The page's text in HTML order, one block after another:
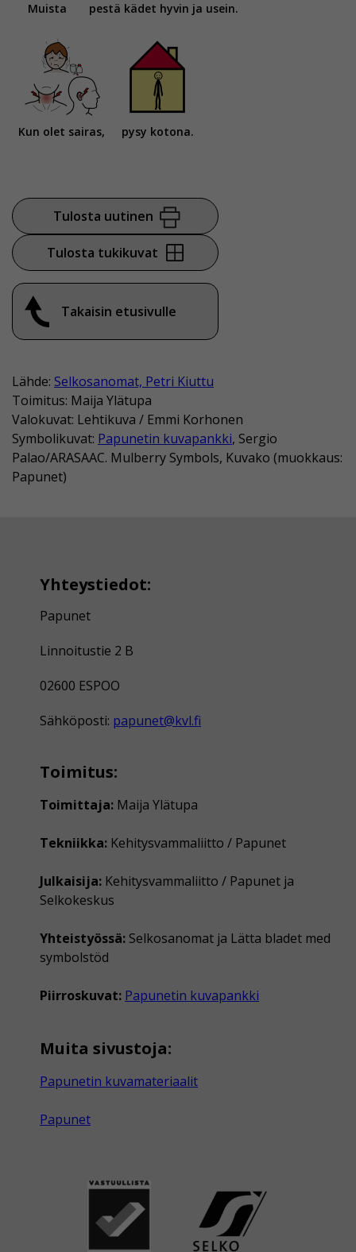
Muista pestä kädet hyvin ja usein.
Kun olet sairas, pysy kotona.
Tulosta uutinen
Tulosta tukikuvat
Takaisin etusivulle
Lähde: Selkosanomat, Petri Kiuttu
Toimitus: Maija Ylätupa
Valokuvat: Lehtikuva / Emmi Korhonen
Symbolikuvat: Papunetin kuvapankki, Sergio
Palao/ARASAAC. Mulberry Symbols, Kuvako (muokkaus:
Papunet)
Yhteystiedot:
Papunet
Linnoitustie 2 B
02600 ESPOO
Sähköposti: papunet@kvl.fi
Toimitus:
Toimittaja: Maija Ylätupa
Tekniikka: Kehitysvammaliitto / Papunet
Julkaisija: Kehitysvammaliitto / Papunet ja
Selkokeskus
Yhteistyössä: Selkosanomat ja Lätta bladet med
symbolstöd
Piirroskuvat: Papunetin kuvapankki
Muita sivustoja:
Papunetin kuvamateriaalit
Papunet